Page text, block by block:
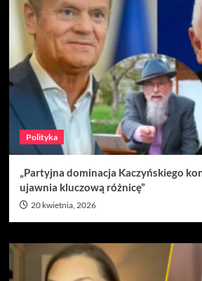
Polityka
„Partyjna dominacja Kaczyńskiego
ujawnia kluczową różnicę”
20 kwietnia, 2026